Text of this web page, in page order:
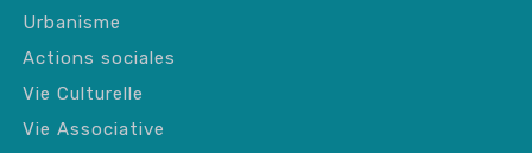
Urbanisme
Actions sociales
Vie Culturelle
Vie Associative